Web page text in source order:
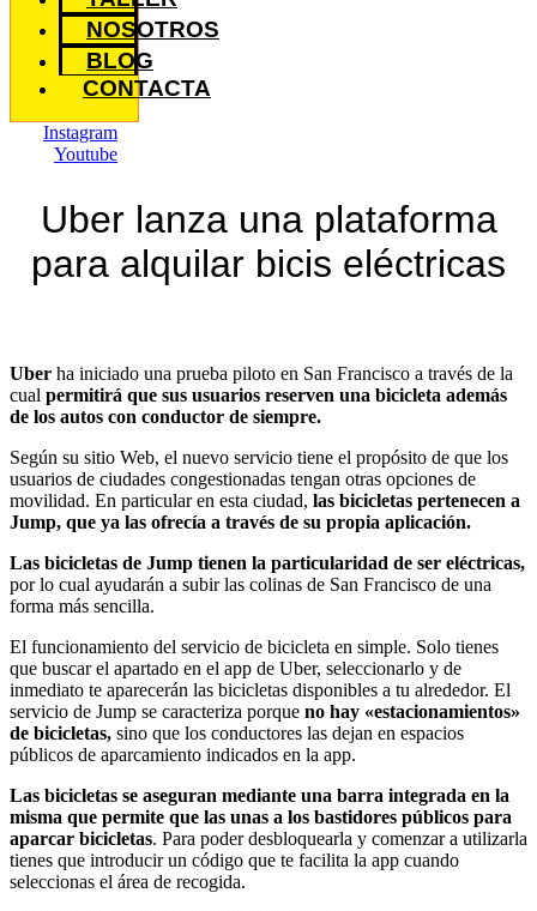
NOSOTROS
BLOG
CONTACTA
Instagram
Youtube
Uber lanza una plataforma
para alquilar bicis eléctricas
Uber ha iniciado una prueba piloto en San Francisco a través de la
cual permitirá que sus usuarios reserven una bicicleta además
de los autos con conductor de siempre.
Según su sitio Web, el nuevo servicio tiene el propósito de que los
usuarios de ciudades congestionadas tengan otras opciones de
movilidad. En particular en esta ciudad, las bicicletas pertenecen a
Jump, que ya las ofrecía a través de su propia aplicación.
Las bicicletas de Jump tienen la particularidad de ser eléctricas,
por lo cual ayudarán a subir las colinas de San Francisco de una
forma más sencilla.
El funcionamiento del servicio de bicicleta en simple. Solo tienes
que buscar el apartado en el app de Uber, seleccionarlo y de
inmediato te aparecerán las bicicletas disponibles a tu alrededor. El
servicio de Jump se caracteriza porque no hay «estacionamientos»
de bicicletas, sino que los conductores las dejan en espacios
públicos de aparcamiento indicados en la app.
Las bicicletas se aseguran mediante una barra integrada en la
misma que permite que las unas a los bastidores públicos para
aparcar bicicletas. Para poder desbloquearla y comenzar a utilizarla
tienes que introducir un código que te facilita la app cuando
seleccionas el área de recogida.